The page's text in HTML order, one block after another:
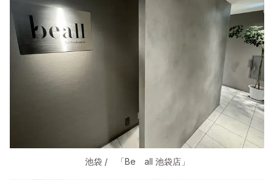
池袋 / 「Be all 池袋店」